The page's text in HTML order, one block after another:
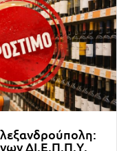
ΔΙ.Ε.Π.Π.Υ.